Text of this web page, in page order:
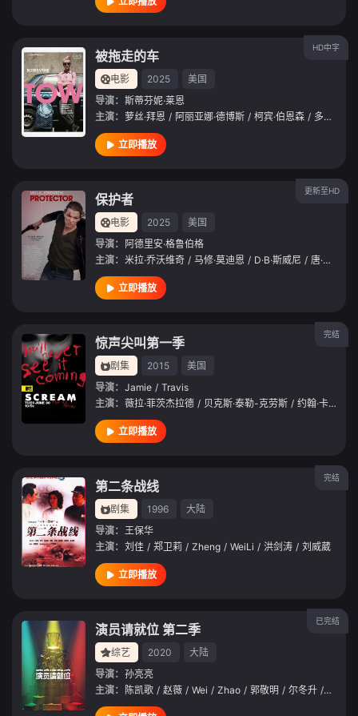
HD中字
被拖走的车
电影 2025
美国
导演： 斯蒂芬妮·莱恩
主演： 萝丝·拜恩 / 阿丽亚娜·德博斯 / 柯宾·伯恩森 / 多米尼克·塞萨
立即播放
更新至HD
保护者
电影 2025
美国
导演： 阿德里安·格鲁伯格
主演： 米拉·乔沃维奇 / 马修·莫迪恩 / D·B·斯威尼 / 唐·哈维
立即播放
完结
惊声尖叫第一季
剧集 2015
美国
导演： Jamie / Travis
主演： 薇拉·菲茨杰拉德 / 贝克斯·泰勒-克劳斯 / 约翰·卡尔纳
立即播放
完结
第二条战线
剧集 1996
大陆
导演： 王保华
主演： 刘佳 / 郑卫莉 / Zheng / WeiLi / 洪剑涛 / 刘威葳
立即播放
已完结
演员请就位 第二季
综艺 2020
大陆
导演： 孙亮亮
主演：
陈凯歌 / 赵薇 / Wei / Zhao / 郭敬明 / 尔冬升 / 宋威龙